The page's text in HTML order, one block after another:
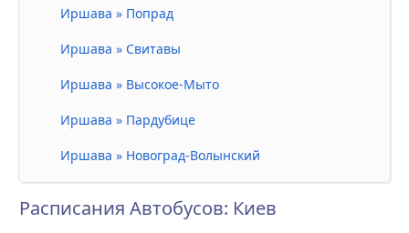
Иршава » Попрад
Иршава » Свитавы
Иршава » Высокое-Мыто
Иршава » Пардубице
Иршава » Новоград-Волынский
Расписания Автобусов: Киев